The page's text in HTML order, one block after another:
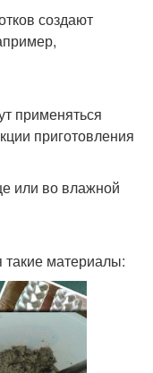
создают
применяться
приготовления
или во влажной
материалы: